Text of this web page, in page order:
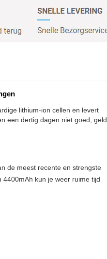
lithium-ion cellen en levert
een dertig dagen niet goed, geld
de meest recente en strengste
4400mAh kun je weer ruime tijd